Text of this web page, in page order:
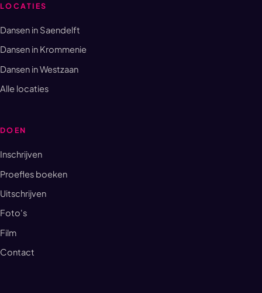
LOCATIES
Dansen in Saendelft
Dansen in Krommenie
Dansen in Westzaan
Alle locaties
DOEN
Inschrijven
Proefles boeken
Uitschrijven
Foto's
Film
Contact